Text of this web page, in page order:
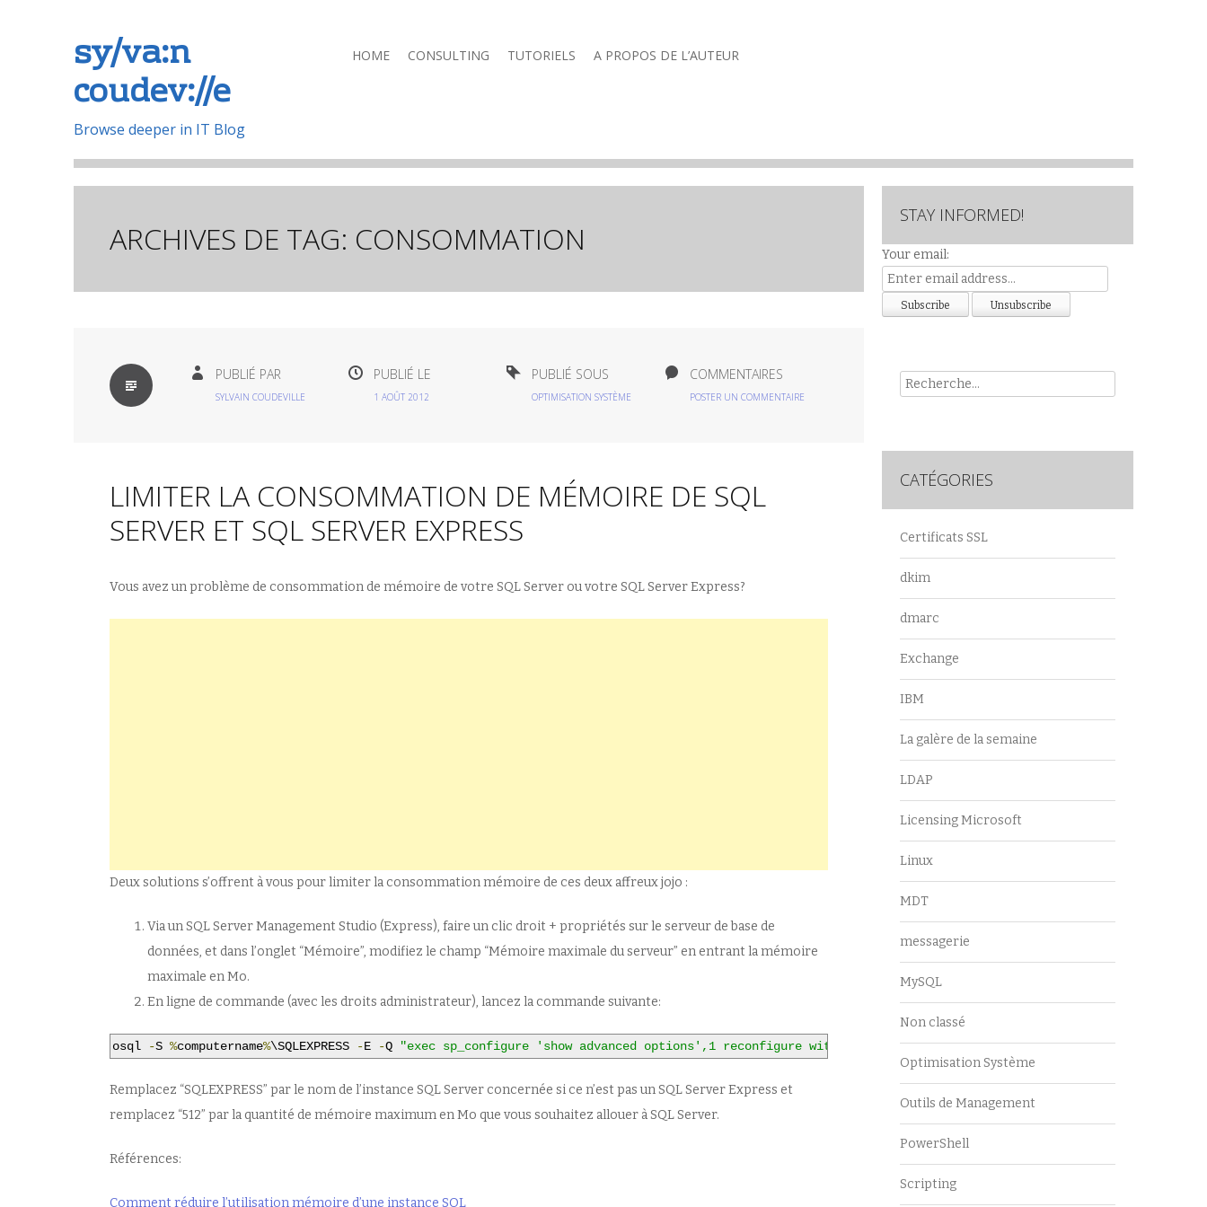
sy/va:n
coudev://e
Browse deeper in IT Blog
Aller
HOME CONSULTING TUTORIELS A PROPOS DE L’AUTEUR
ARCHIVES DE TAG: CONSOMMATION
PAR
DÉFAUT
PUBLIÉ PAR
SYLVAIN COUDEVILLE
PUBLIÉ LE
1 AOÛT 2012
PUBLIÉ SOUS
OPTIMISATION SYSTÈME
COMMENTAIRES
POSTER UN COMMENTAIRE
LIMITER LA CONSOMMATION DE MÉMOIRE DE SQL
SERVER ET SQL SERVER EXPRESS
Vous avez un problème de consommation de mémoire de votre SQL Server ou votre SQL Server Express?
Deux solutions s’offrent à vous pour limiter la consommation mémoire de ces deux affreux jojo :
Via un SQL Server Management Studio (Express), faire un clic droit + propriétés sur le serveur de base de
données, et dans l’onglet “Mémoire”, modifiez le champ “Mémoire maximale du serveur” en entrant la mémoire
maximale en Mo.
En ligne de commande (avec les droits administrateur), lancez la commande suivante:
osql -S %computername%\SQLEXPRESS -E -Q "exec sp_configure 'show advanced options',1 reconfigure with override exec sp_configure 'max server memory
Remplacez “SQLEXPRESS” par le nom de l’instance SQL Server concernée si ce n’est pas un SQL Server Express et
remplacez “512” par la quantité de mémoire maximum en Mo que vous souhaitez allouer à SQL Server.
Références:
Comment réduire l’utilisation mémoire d’une instance SQL
STAY INFORMED!
Your email:
Rech
CATÉGORIES
Certificats SSL
dkim
dmarc
Exchange
IBM
La galère de la semaine
LDAP
Licensing Microsoft
Linux
MDT
messagerie
MySQL
Non classé
Optimisation Système
Outils de Management
PowerShell
Scripting